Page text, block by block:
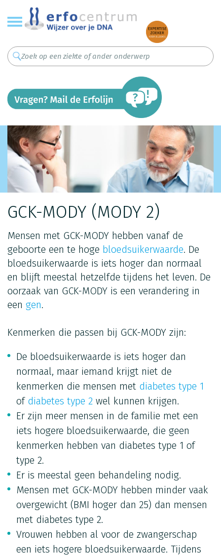
Overslaan
en
naar
inhoud
gaan
GCK-MODY (MODY 2)
Mensen met GCK-MODY hebben vanaf de
geboorte een te hoge bloedsuikerwaarde. De
bloedsuikerwaarde is iets hoger dan normaal
en blijft meestal hetzelfde tijdens het leven. De
oorzaak van GCK-MODY is een verandering in
een gen.
Kenmerken die passen bij GCK-MODY zijn:
De bloedsuikerwaarde is iets hoger dan
normaal, maar iemand krijgt niet de
kenmerken die mensen met diabetes type 1
of diabetes type 2 wel kunnen krijgen.
Er zijn meer mensen in de familie met een
iets hogere bloedsuikerwaarde, die geen
kenmerken hebben van diabetes type 1 of
type 2.
Er is meestal geen behandeling nodig.
Mensen met GCK-MODY hebben minder vaak
overgewicht (BMI hoger dan 25) dan mensen
met diabetes type 2.
Vrouwen hebben al voor de zwangerschap
een iets hogere bloedsuikerwaarde. Tijdens